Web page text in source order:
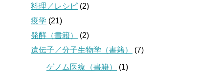
料理／レシピ (2)
疫学 (21)
発酵（書籍）
(2)
遺伝子／分子生物学（書籍）
(7)
ゲノム医療（書籍）
(1)